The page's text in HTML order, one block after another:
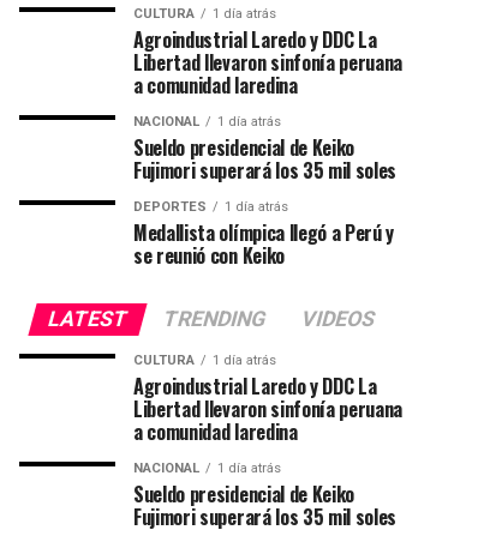
CULTURA 1 día atrás
Agroindustrial Laredo y DDC La
Libertad llevaron sinfonía peruana
a comunidad laredina
NACIONAL 1 día atrás
Sueldo presidencial de Keiko
Fujimori superará los 35 mil soles
DEPORTES 1 día atrás
Medallista olímpica llegó a Perú y
se reunió con Keiko
LATEST TRENDING VIDEOS
CULTURA 1 día atrás
Agroindustrial Laredo y DDC La
Libertad llevaron sinfonía peruana
a comunidad laredina
NACIONAL 1 día atrás
Sueldo presidencial de Keiko
Fujimori superará los 35 mil soles